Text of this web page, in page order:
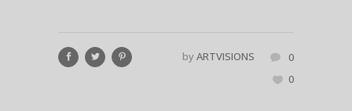
byARTVISIONS
0
0